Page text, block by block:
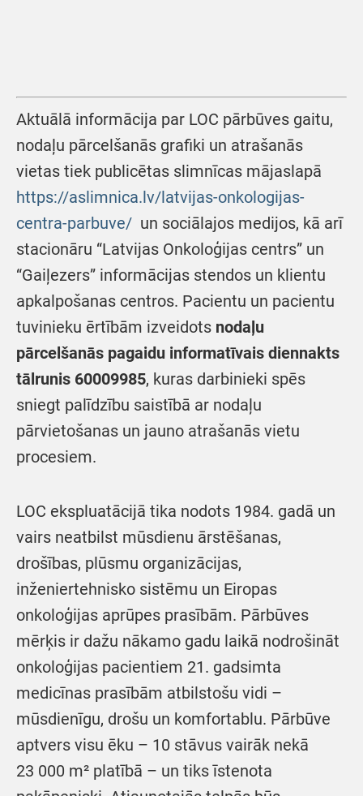
Aktuālā informācija par LOC pārbūves gaitu,
nodaļu pārcelšanās grafiki un atrašanās
vietas tiek publicētas slimnīcas mājaslapā
https://aslimnica.lv/latvijas-onkologijas-
centra-parbuve/ un sociālajos medijos, kā arī
stacionāru “Latvijas Onkoloģijas centrs” un
“Gaiļezers” informācijas stendos un klientu
apkalpošanas centros. Pacientu un pacientu
tuvinieku ērtībām izveidots nodaļu
pārcelšanās pagaidu informatīvais diennakts
tālrunis 60009985, kuras darbinieki spēs
sniegt palīdzību saistībā ar nodaļu
pārvietošanas un jauno atrašanās vietu
procesiem.
LOC ekspluatācijā tika nodots 1984. gadā un
vairs neatbilst mūsdienu ārstēšanas,
drošības, plūsmu organizācijas,
inženiertehnisko sistēmu un Eiropas
onkoloģijas aprūpes prasībām. Pārbūves
mērķis ir dažu nākamo gadu laikā nodrošināt
onkoloģijas pacientiem 21. gadsimta
medicīnas prasībām atbilstošu vidi –
mūsdienīgu, drošu un komfortablu. Pārbūve
aptvers visu ēku – 10 stāvus vairāk nekā
23 000 m² platībā – un tiks īstenota